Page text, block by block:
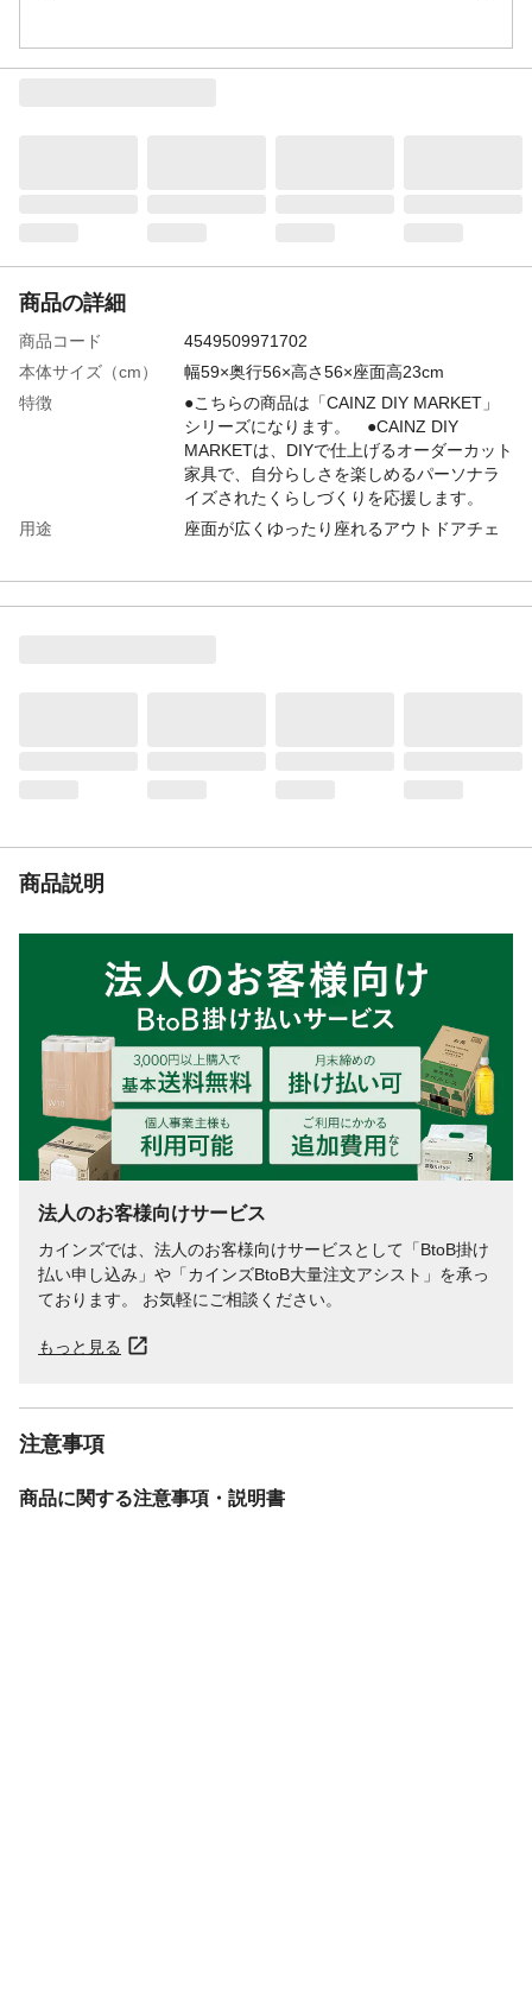
商品の詳細
商品コード
4549509971702
本体サイズ（cm）
幅59×奥行56×高さ56×座面高23cm
特徴
●こちらの商品は「CAINZ DIY MARKET」
シリーズになります。 ●CAINZ DIY
MARKETは、DIYで仕上げるオーダーカット
家具で、自分らしさを楽しめるパーソナラ
イズされたくらしづくりを応援します。
用途
座面が広くゆったり座れるアウトドアチェ
商品説明
●組立て人数目安/1人
商品説明
法人のお客様向けサービス
カインズでは、法人のお客様向けサービスとして「BtoB掛け
払い申し込み」や「カインズBtoB大量注文アシスト」を承っ
ております。 お気軽にご相談ください。
もっと見る
注意事項
商品に関する注意事項・説明書